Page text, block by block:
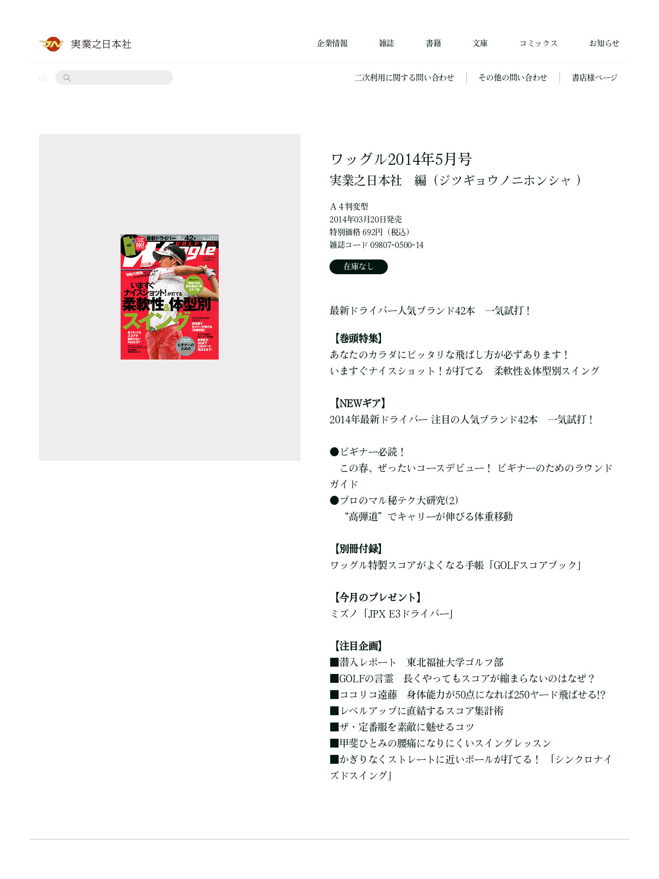
企業情報 雑誌 書籍 文庫 コミックス お知らせ
二次利用に関する問い合わせ その他の問い合わせ 書店様ページ
ワッグル2014年5月号
実業之日本社 編 （ジツギョウノニホンシャ ）
Ａ４判変型
2014年03月20日発売
特別価格 692円（税込）
雑誌コード 09807-0500-14
在庫なし
最新ドライバー人気ブランド42本 一気試打！
【巻頭特集】
あなたのカラダにピッタリな飛ばし方が必ずあります！
いますぐナイスショット！が打てる 柔軟性＆体型別スイング
【NEWギア】
2014年最新ドライバー 注目の人気ブランド42本 一気試打！
● ビギナー必読！
この春、ぜったいコースデビュー！ ビギナーのためのラウンド
ガイド
● プロのマル秘テク大研究(2)
“高弾道”でキャリーが伸びる体重移動
【別冊付録】
ワッグル特製スコアがよくなる手帳「GOLFスコアブック」
【今月のプレゼント】
ミズノ「JPX E3ドライバー」
【注目企画】
潜入レポート 東北福祉大学ゴルフ部
GOLFの言霊 長くやってもスコアが縮まらないのはなぜ？
ココリコ遠藤 身体能力が50点になれば250ヤード飛ばせる!?
レベルアップに直結するスコア集計術
ザ・定番服を素敵に魅せるコツ
甲斐ひとみの腰痛になりにくいスイングレッスン
かぎりなくストレートに近いボールが打てる！ 「シンクロナイ
ズドスイング」